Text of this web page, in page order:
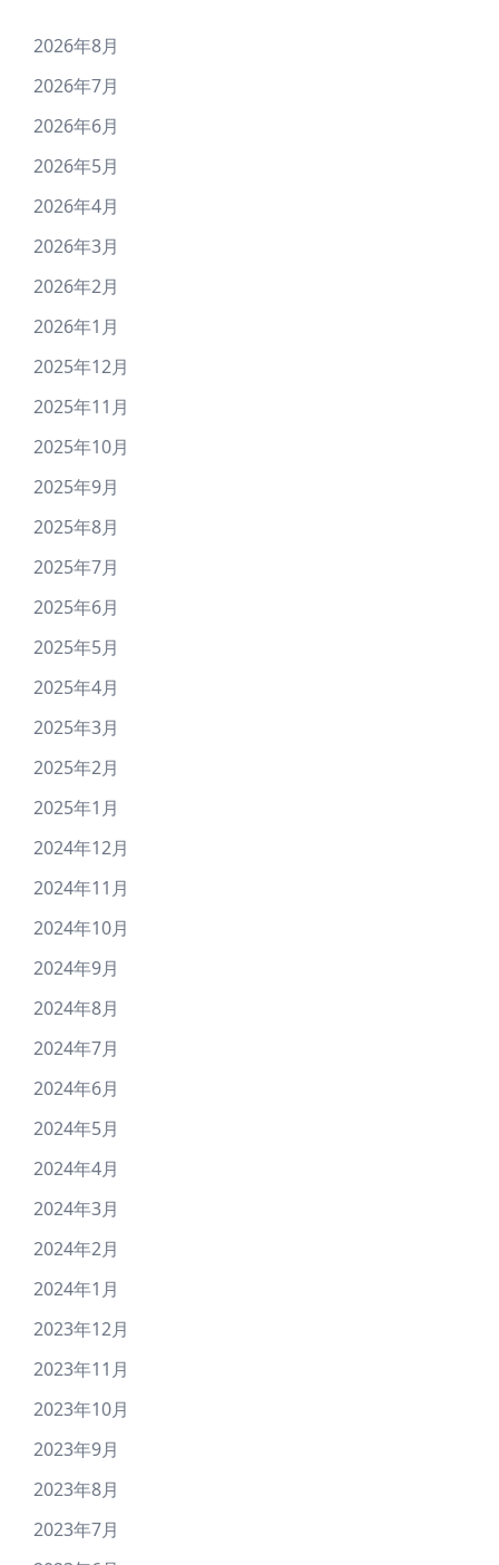
2026年8月
2026年7月
2026年6月
2026年5月
2026年4月
2026年3月
2026年2月
2026年1月
2025年12月
2025年11月
2025年10月
2025年9月
2025年8月
2025年7月
2025年6月
2025年5月
2025年4月
2025年3月
2025年2月
2025年1月
2024年12月
2024年11月
2024年10月
2024年9月
2024年8月
2024年7月
2024年6月
2024年5月
2024年4月
2024年3月
2024年2月
2024年1月
2023年12月
2023年11月
2023年10月
2023年9月
2023年8月
2023年7月